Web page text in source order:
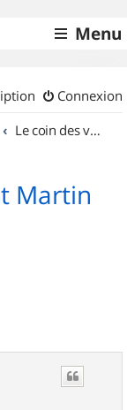
Menu
Connexion
Le coin des vidéastes
Martin